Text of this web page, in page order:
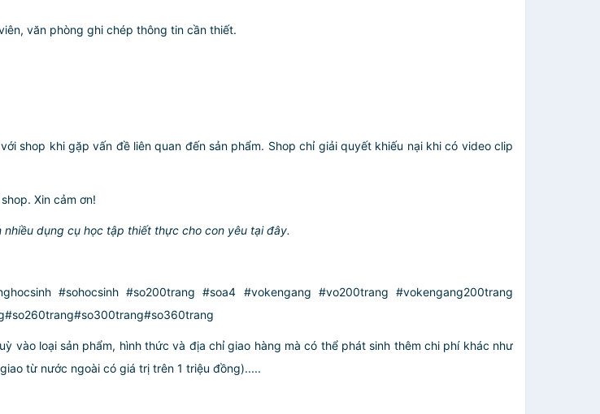
văn phòng ghi chép thông tin cần thiết.
shop khi gặp vấn đề liên quan đến sản phẩm. Shop chỉ giải quyết khiếu nại khi có video clip
Xin cảm ơn!
dụng cụ học tập thiết thực cho con yêu tại đây.
#sohocsinh #so200trang #soa4 #vokengang #vo200trang #vokengang200trang
vào loại sản phẩm, hình thức và địa chỉ giao hàng mà có thể phát sinh thêm chi phí khác như
từ nước ngoài có giá trị trên 1 triệu đồng).....